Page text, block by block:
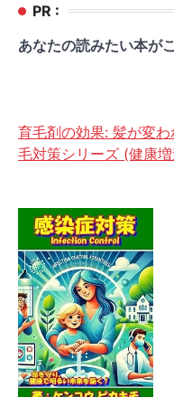
PR :
あなたの読みたい本が
育毛剤の効果: 髪が変
毛対策シリーズ (健康